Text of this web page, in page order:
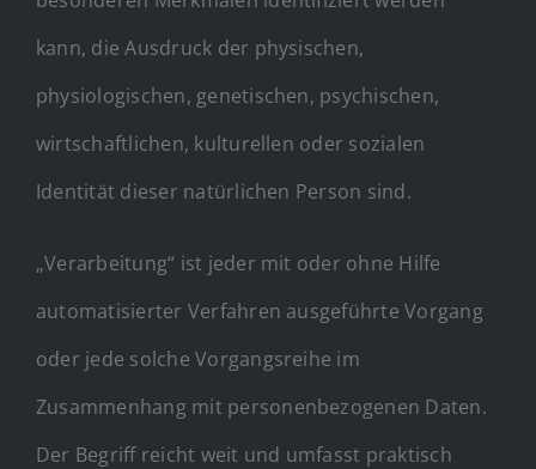
kann, die Ausdruck der physischen,
physiologischen, genetischen, psychischen,
wirtschaftlichen, kulturellen oder sozialen
Identität dieser natürlichen Person sind.
„Verarbeitung“ ist jeder mit oder ohne Hilfe
automatisierter Verfahren ausgeführte Vorgang
oder jede solche Vorgangsreihe im
Zusammenhang mit personenbezogenen Daten.
Der Begriff reicht weit und umfasst praktisch